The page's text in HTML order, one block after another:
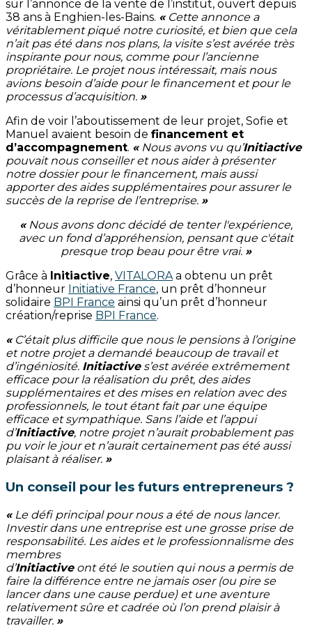
sur l’annonce de la vente de l’institut, ouvert depuis
38 ans à Enghien-les-Bains. «Cette annonce a
véritablement piqué notre curiosité, et bien que cela
n’ait pas été dans nos plans, la visite s’est avérée très
inspirante pour nous, comme pour l’ancienne
propriétaire. Le projet nous intéressait, mais nous
avions besoin d’aide pour le financement et pour le
processus d’acquisition. »
Afin de voir l’aboutissement de leur projet, Sofie et
Manuel avaient besoin de financement et
d’accompagnement. «Nous avons vu qu’Initiactive
pouvait nous conseiller et nous aider à présenter
notre dossier pour le financement, mais aussi
apporter des aides supplémentaires pour assurer le
succès de la reprise de l’entreprise. »
«Nous avons donc décidé de tenter l'expérience,
avec un fond d’appréhension, pensant que c'était
presque trop beau pour être vrai. »
Grâce à Initiactive, VITALORAa obtenu un prêt
d’honneur Initiative France, un prêt d’honneur
solidaire BPI France ainsi qu’un prêt d’honneur
création/reprise BPI France.
«C’était plus difficile que nous le pensions à l’origine
et notre projet a demandé beaucoup de travail et
d’ingéniosité. Initiactives’est avérée extrêmement
efficace pour la réalisation du prêt, des aides
supplémentaires et des mises en relation avec des
professionnels, le tout étant fait par une équipe
efficace et sympathique. Sans l’aide et l’appui
d’Initiactive, notre projet n’aurait probablement pas
pu voir le jour et n’aurait certainement pas été aussi
plaisant à réaliser. »
Un conseil pour les futurs entrepreneurs ?
«Le défi principal pour nous a été de nous lancer.
Investir dans une entreprise est une grosse prise de
responsabilité. Les aides et le professionnalisme des
membres
d’Initiactiveont été le soutien qui nous a permis de
faire la différence entre ne jamais oser (ou pire se
lancer dans une cause perdue) et une aventure
relativement sûre et cadrée où l’on prend plaisir à
travailler. »